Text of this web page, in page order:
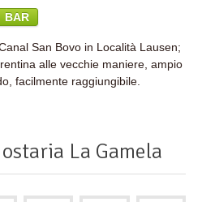
BAR
San Bovo in Località Lausen;
alle vecchie maniere, ampio
facilmente raggiungibile.
La Gamela